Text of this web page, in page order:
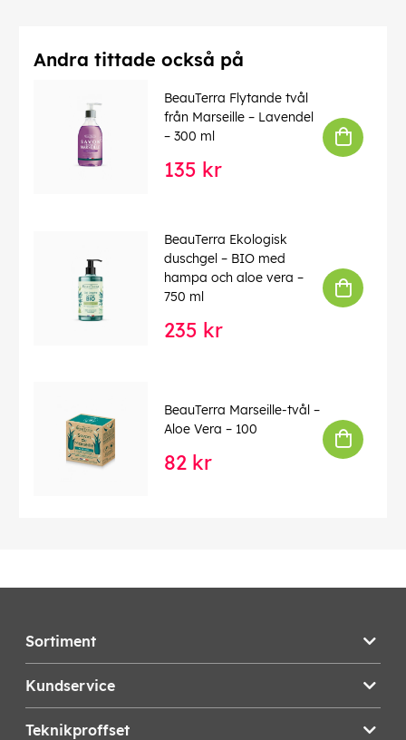
Andra tittade också på
BeauTerra Flytande tvål
från Marseille – Lavendel
– 300 ml
135 kr
BeauTerra Ekologisk
duschgel – BIO med
hampa och aloe vera –
750 ml
235 kr
BeauTerra Marseille-tvål –
Aloe Vera – 100
82 kr
Sortiment
Kundservice
Teknikproffset